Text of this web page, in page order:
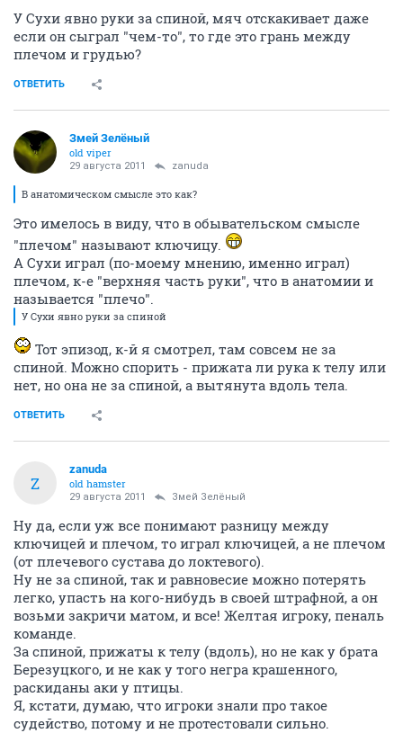
У Сухи явно руки за спиной, мяч отскакивает даже
если он сыграл "чем-то", то где это грань между
плечом и грудью?
ОТВЕТИТЬ
Змей Зелёный
old viper
29 августа 2011 zanuda
В анатомическом смысле это как?
Это имелось в виду, что в обывательском смысле
"плечом" называют ключицу.
А Сухи играл (по-моему мнению, именно играл)
плечом, к-е "верхняя часть руки", что в анатомии и
называется "плечо".
У Сухи явно руки за спиной
Тот эпизод, к-й я смотрел, там совсем не за
спиной. Можно спорить - прижата ли рука к телу или
нет, но она не за спиной, а вытянута вдоль тела.
ОТВЕТИТЬ
Z
zanuda
old hamster
29 августа 2011 Змей Зелёный
Ну да, если уж все понимают разницу между
ключицей и плечом, то играл ключицей, а не плечом
(от плечевого сустава до локтевого).
Ну не за спиной, так и равновесие можно потерять
легко, упасть на кого-нибудь в своей штрафной, а он
возьми закричи матом, и все! Желтая игроку, пеналь
команде.
За спиной, прижаты к телу (вдоль), но не как у брата
Березуцкого, и не как у того негра крашенного,
раскиданы аки у птицы.
Я, кстати, думаю, что игроки знали про такое
судейство, потому и не протестовали сильно.